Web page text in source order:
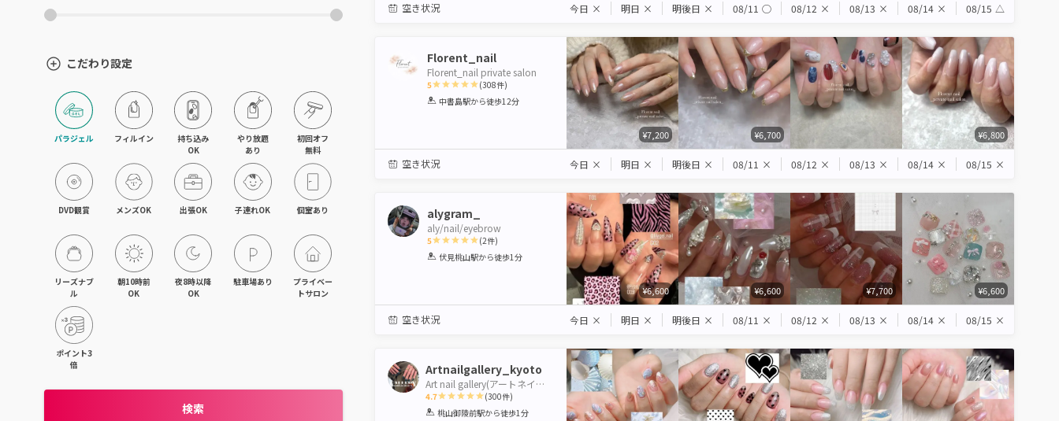
亀岡・福知山・舞鶴
木津・精華町
こだわり設定
パラジェル フィルイン
持ち込み
OK
やり放題
あり
初回オフ
無料
DVD観賞 メンズOK 出張OK 子連れOK 個室あり
リーズナブ
ル
朝10時前
OK
夜8時以降
OK
駐車場あり
プライベー
トサロン
ポイント3
倍
検索
空き状況 今日 × 明日 × 明後日 × 08/11 ◯ 08/12 × 08/13 × 08/14 × 08/15 △
Florent_nail
Florent_nail private salon
5
1 2 3 4 5
(308件)
中書島駅から徒歩12分
¥7,200 ¥6,700 ¥6,800
空き状況 今日 × 明日 × 明後日 × 08/11 × 08/12 × 08/13 × 08/14 × 08/15 ×
alygram_
aly/nail/eyebrow
5
1 2 3 4 5
(2件)
伏見桃山駅から徒歩1分
¥6,600 ¥6,600 ¥7,700 ¥6,600
空き状況 今日 × 明日 × 明後日 × 08/11 × 08/12 × 08/13 × 08/14 × 08/15 ×
Artnailgallery_kyoto
Art nail gallery(アートネイルギャラリー)
4.7
1 2 3 4 5
(300件)
桃山御陵前駅から徒歩1分